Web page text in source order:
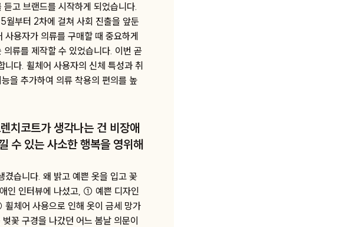
고 브랜드를 시작하게 되었습니다.
월부터 2차에 걸쳐 사회 진출을 앞둔
용자가 의류를 구매할 때 중요하게
류를 제작할 수 있었습니다. 이번 곧
다. 휠체어 사용자의 신체 특성과 취
을 추가하여 의류 착용의 편의를 높
치코트가 생각나는 건 비장애
수 있는 사소한 행복을 영위해
겼습니다. 왜 밝고 예쁜 옷을 입고 꽃
인 인터뷰에 나섰고, ① 예쁜 디자인
체어 사용으로 인해 옷이 금세 망가
꽃 구경을 나갔던 어느 봄날 의문이